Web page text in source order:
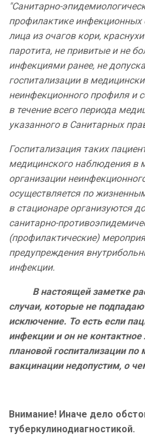
"Санитарно-
профилактике инфекционных
лица из очагов кори,
паротита, не привитые и не
инфекциями ранее, не
госпитализации в
неинфекционного профиля и
в течение всего периода
указанного в Санитарных
Госпитализация таких
медицинского наблюдения в
организации
осуществляется по
в стационаре организуются
санитарно-
(профилактические)
предупреждения
инфекции.
В настоящей заметке
случаи, которые не
исключение. То есть если
инфекции и он не контактное
плановой госпитализации по
вакцинации недопустим, о
Внимание! Иначе дело
туберкулинодиагностикой.